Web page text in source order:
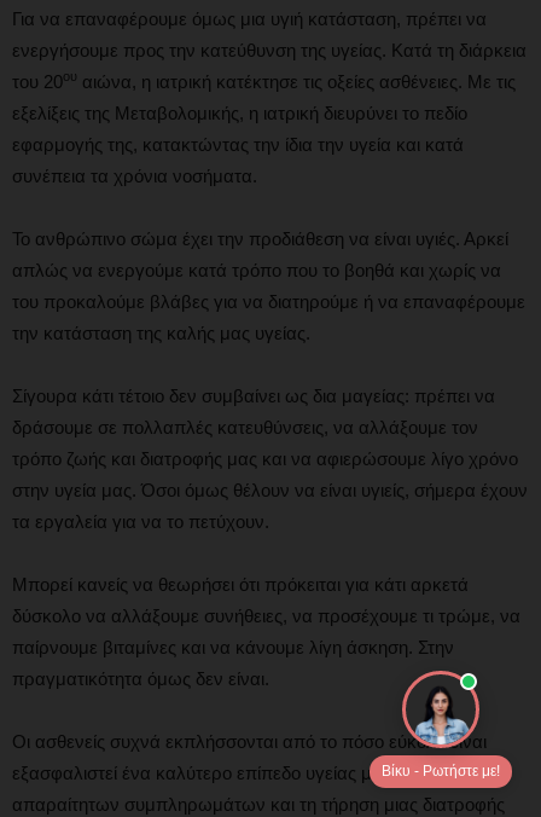
Για να επαναφέρουμε όμως μια υγιή κατάσταση, πρέπει να
ενεργήσουμε προς την κατεύθυνση της υγείας. Κατά τη διάρκεια
του 20ου αιώνα, η ιατρική κατέκτησε τις οξείες ασθένειες. Με τις
εξελίξεις της Μεταβολομικής, η ιατρική διευρύνει το πεδίο
εφαρμογής της, κατακτώντας την ίδια την υγεία και κατά
συνέπεια τα χρόνια νοσήματα.
Το ανθρώπινο σώμα έχει την προδιάθεση να είναι υγιές. Αρκεί
απλώς να ενεργούμε κατά τρόπο που το βοηθά και χωρίς να
του προκαλούμε βλάβες για να διατηρούμε ή να επαναφέρουμε
την κατάσταση της καλής μας υγείας.
Σίγουρα κάτι τέτοιο δεν συμβαίνει ως δια μαγείας: πρέπει να
δράσουμε σε πολλαπλές κατευθύνσεις, να αλλάξουμε τον
τρόπο ζωής και διατροφής μας και να αφιερώσουμε λίγο χρόνο
στην υγεία μας. Όσοι όμως θέλουν να είναι υγιείς, σήμερα έχουν
τα εργαλεία για να το πετύχουν.
Μπορεί κανείς να θεωρήσει ότι πρόκειται για κάτι αρκετά
δύσκολο να αλλάξουμε συνήθειες, να προσέχουμε τι τρώμε, να
παίρνουμε βιταμίνες και να κάνουμε λίγη άσκηση. Στην
πραγματικότητα όμως δεν είναι.
Οι ασθενείς συχνά εκπλήσσονται από το πόσο εύκολο είναι
εξασφαλιστεί ένα καλύτερο επίπεδο υγείας με τη χρήση των
απαραίτητων συμπληρωμάτων και τη τήρηση μιας διατροφής
Βίκυ - Ρωτήστε με!